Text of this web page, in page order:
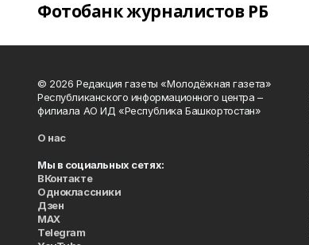
Фотобанк журналистов РБ
© 2026 Редакция газеты «Молодёжная газета»
Республиканского информационного центра –
филиала АО ИД «Республика Башкортостан»
О нас
Мы в социальных сетях:
ВКонтакте
Одноклассники
Дзен
MAX
Telegram